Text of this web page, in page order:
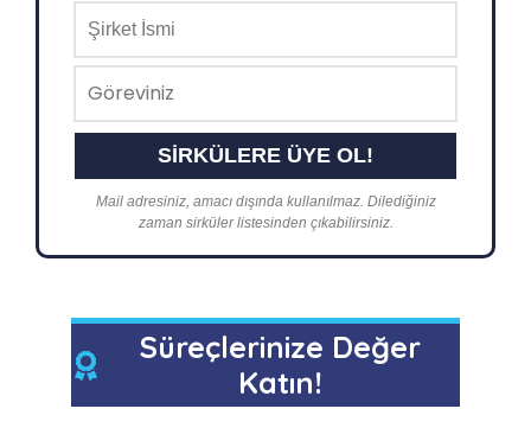
Mail adresiniz, amacı dışında kullanılmaz. Dilediğiniz
zaman sirküler listesinden çıkabilirsiniz.
Süreçlerinize Değer
Katın!